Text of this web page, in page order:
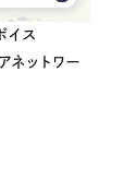
イス
ネットワー